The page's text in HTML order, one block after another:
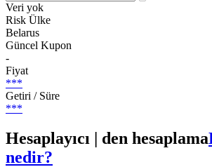
Veri yok
Risk Ülke
Belarus
Güncel Kupon
-
Fiyat
***
Getiri / Süre
***
Hesaplayıcı | den hesaplama
nedir?